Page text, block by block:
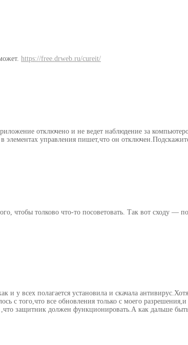
https://free.drweb.ru/cureit/
отключено и не ведет наблюдение за
элементах управления пишет,что он
чтобы толково что-то посоветовать. Так вот сходу
у всех полагается установила и скачала
с того,что все обновления только с моего
,что защитник должен функционировать.А как дальше